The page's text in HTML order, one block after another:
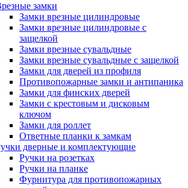
замки
Замки врезные цилиндровые
Замки врезные цилиндровые с
защелкой
Замки врезные сувальдные
Замки врезные сувальдные с защелкой
Замки для дверей из профиля
Противопожарные замки и антипаника
Замки для финских дверей
Замки с крестовым и дисковым
ключом
Замки для роллет
Ответные планки к замкам
дверные и комплектующие
Ручки на розетках
Ручки на планке
Фурнитура для противопожарных